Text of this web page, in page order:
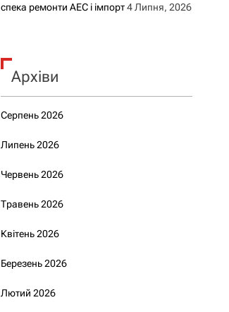
спека ремонти АЕС і імпорт 4 Липня, 2026
Архіви
Серпень 2026
Липень 2026
Червень 2026
Травень 2026
Квітень 2026
Березень 2026
Лютий 2026